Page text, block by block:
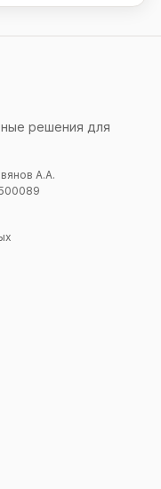
решения для
А.А.